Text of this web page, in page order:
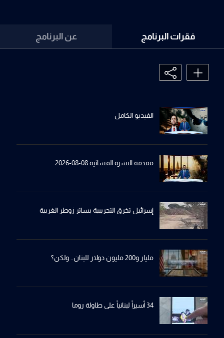
فقرات البرنامج عن البرنامج
الفيديو الكامل
مقدمة النشرة المسائية 08-08-2026
إسرائيل تخرِق التجريبية بساترِ زوطر الغربية
مليار و200 مليون دولار للبنان.. ولكن؟
34 أسيراً لبنانياً على طاولة روما